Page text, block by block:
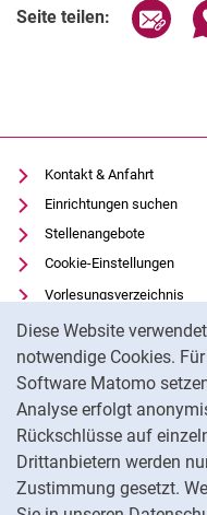
Diese Website
notwendige Cookies.
Software Matomo
Analyse erfolgt
Rückschlüsse auf
Drittanbietern werden
Zustimmung gesetzt.
Seite teilen:
Kontakt & Anfahrt
Einrichtungen suchen
Stellenangebote
Cookie-Einstellungen
Vorlesungsverzeichnis
Uni-Bibliothek
Moodle
Panopto
Datenschutz
Barrierefreiheit